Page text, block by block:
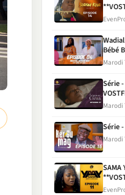
Bébé
Marodi
Série
Marodi
Série
Marodi
SAMA